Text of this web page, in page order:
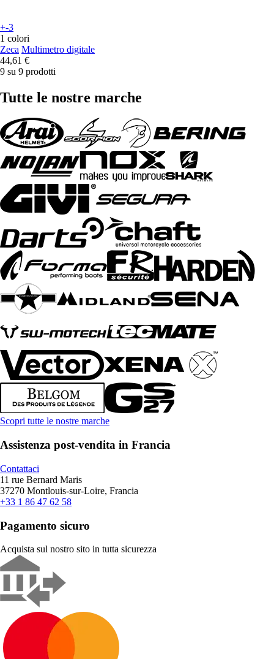
+-3
1 colori
Zeca Multimetro digitale
44,61 €
9 su 9 prodotti
Tutte le nostre marche
Scopri tutte le nostre marche
Assistenza post-vendita in Francia
Contattaci
11 rue Bernard Maris
37270 Montlouis-sur-Loire, Francia
+33 1 86 47 62 58
Pagamento sicuro
Acquista sul nostro sito in tutta sicurezza